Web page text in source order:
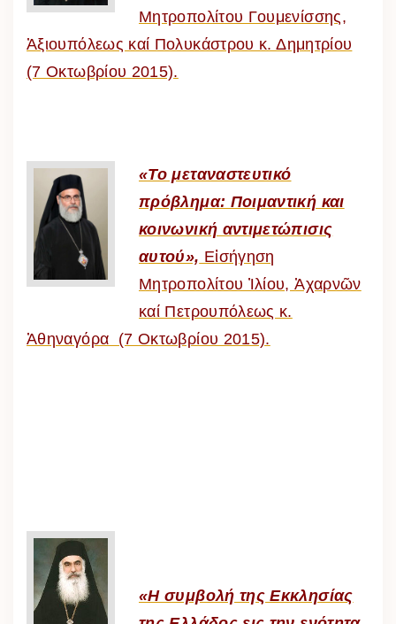
Μητροπολίτου Γουμενίσσης,
Ἀξιουπόλεως καί Πολυκάστρου κ. Δημητρίου
(7 Οκτωβρίου 2015).
«Το μεταναστευτικό
πρόβλημα: Ποιμαντική και
κοινωνική αντιμετώπισις
αυτού», Εἰσήγηση
Μητροπολίτου Ἰλίου, Ἀχαρνῶν
καί Πετρουπόλεως κ.
Ἀθηναγόρα (7 Οκτωβρίου 2015).
«Η συμβολή της Εκκλησίας